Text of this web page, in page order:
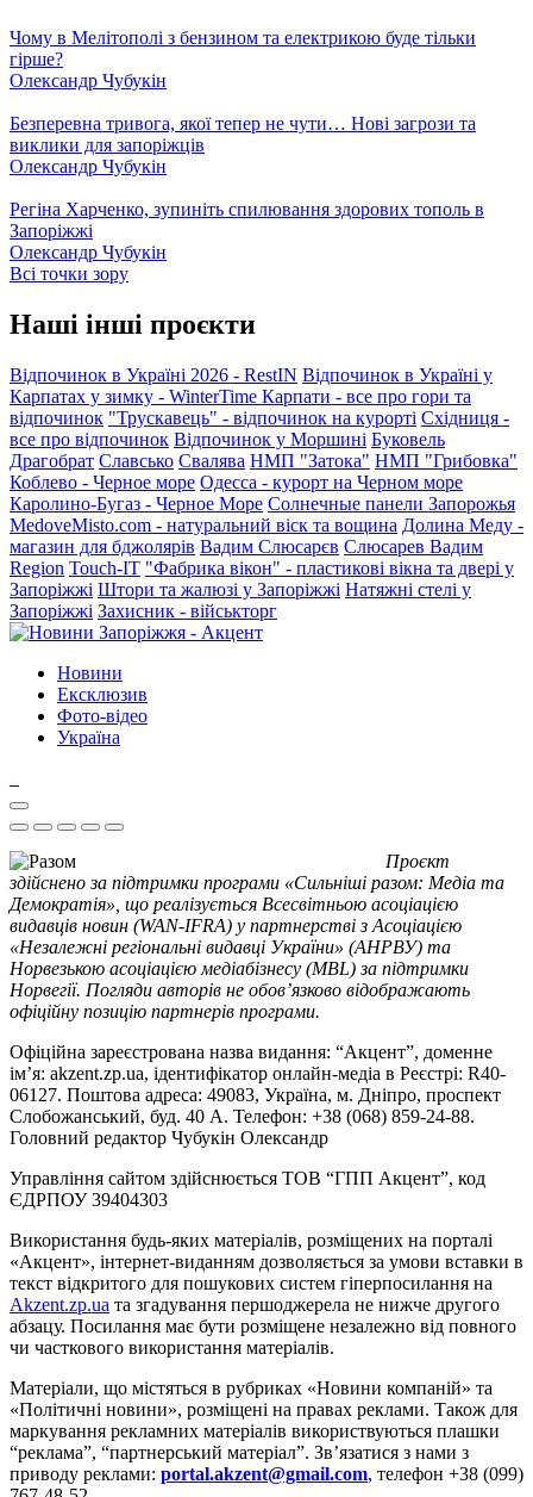
Чому в Мелітополі з бензином та електрикою буде тільки
гірше?
Олександр Чубукін
Безперевна тривога, якої тепер не чути… Нові загрози та
виклики для запоріжців
Олександр Чубукін
Регіна Харченко, зупиніть спилювання здорових тополь в
Запоріжжі
Олександр Чубукін
Всі точки зору
Наші інші проєкти
Відпочинок в Україні 2026 - RestIN Відпочинок в Україні у
Карпатах у зимку - WinterTime Карпати - все про гори та
відпочинок "Трускавець" - відпочинок на курорті Східниця -
все про відпочинок Відпочинок у Моршині Буковель
Драгобрат Славсько Свалява НМП "Затока" НМП "Грибовка"
Коблево - Черное море Одесса - курорт на Черном море
Каролино-Бугаз - Черное Море Солнечные панели Запорожья
MedoveMisto.com - натуральний віск та вощина Долина Меду -
магазин для бджолярів Вадим Слюсарєв Слюсарев Вадим
Region Touch-IT "Фабрика вікон" - пластикові вікна та двері у
Запоріжжі Штори та жалюзі у Запоріжжі Натяжні стелі у
Запоріжжі Захисник - військторг
Новини
Ексклюзив
Фото-відео
Україна
Проєкт
здійснено за підтримки програми «Сильніші разом: Медіа та
Демократія», що реалізується Всесвітньою асоціацією
видавців новин (WAN-IFRA) у партнерстві з Асоціацією
«Незалежні регіональні видавці України» (АНРВУ) та
Норвезькою асоціацією медіабізнесу (MBL) за підтримки
Норвегії. Погляди авторів не обов’язково відображають
офіційну позицію партнерів програми.
Офіційна зареєстрована назва видання: “Акцент”, доменне
ім’я: akzent.zp.ua, ідентифікатор онлайн-медіа в Реєстрі: R40-
06127. Поштова адреса: 49083, Україна, м. Дніпро, проспект
Слобожанський, буд. 40 А. Телефон: +38 (068) 859-24-88.
Головний редактор Чубукін Олександр
Управління сайтом здійснюється ТОВ “ГПП Акцент”, код
ЄДРПОУ 39404303
Використання будь-яких матеріалів, розміщених на порталі
«Акцент», інтернет-виданням дозволяється за умови вставки в
текст відкритого для пошукових систем гіперпосилання на
Akzent.zp.ua та згадування першоджерела не нижче другого
абзацу. Посилання має бути розміщене незалежно від повного
чи часткового використання матеріалів.
Матеріали, що містяться в рубриках «Новини компаній» та
«Політичні новини», розміщені на правах реклами. Також для
маркування рекламних матеріалів використвуються плашки
“реклама”, “партнерський матеріал”. Зв’язатися з нами з
приводу реклами: portal.akzent@gmail.com, телефон +38 (099)